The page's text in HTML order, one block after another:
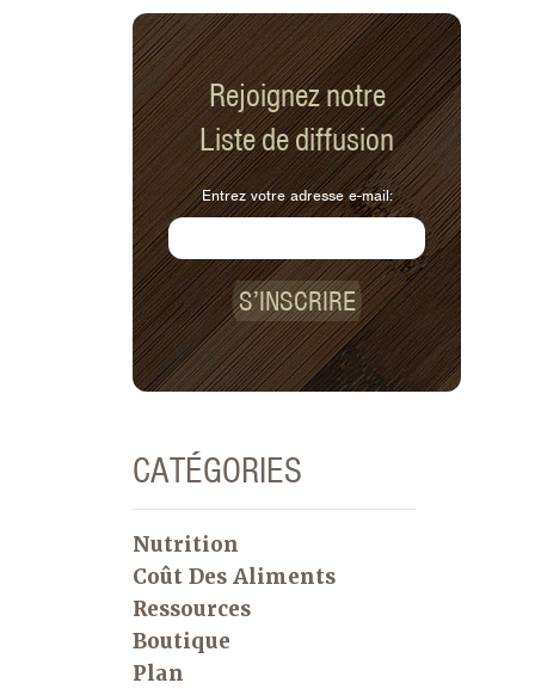
Rejoignez notre
Liste de diffusion
Entrez votre adresse e-mail:
S’INSCRIRE
CATÉGORIES
Nutrition
Coût Des Aliments
Ressources
Boutique
Plan